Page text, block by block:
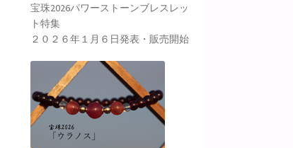
宝珠2026パワーストーンブレスレッ
ト特集
２０２６年１月６日発表・販売開始